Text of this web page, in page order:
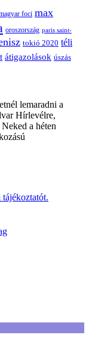
foci max
oroszország paris saint-
tokió 2020 téli
átigazolások úszás
lemaradni a
Hírlevélre,
a héten
tájékoztatót.